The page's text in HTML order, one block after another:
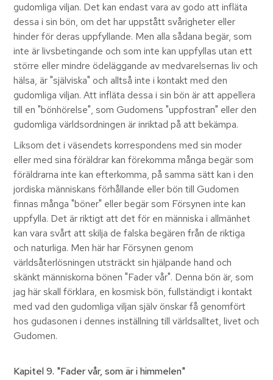
gudomliga viljan. Det kan endast vara av godo att infläta
dessa i sin bön, om det har uppstått svårigheter eller
hinder för deras uppfyllande. Men alla sådana begär, som
inte är livsbetingande och som inte kan uppfyllas utan ett
större eller mindre ödeläggande av medvarelsernas liv och
hälsa, är "själviska" och alltså inte i kontakt med den
gudomliga viljan. Att infläta dessa i sin bön är att appellera
till en "bönhörelse", som Gudomens "uppfostran" eller den
gudomliga världsordningen är inriktad på att bekämpa.
Liksom det i väsendets korrespondens med sin moder
eller med sina föräldrar kan förekomma många begär som
föräldrarna inte kan efterkomma, på samma sätt kan i den
jordiska människans förhållande eller bön till Gudomen
finnas många "böner" eller begär som Försynen inte kan
uppfylla. Det är riktigt att det för en människa i allmänhet
kan vara svårt att skilja de falska begären från de riktiga
och naturliga. Men här har Försynen genom
världsåterlösningen utsträckt sin hjälpande hand och
skänkt människorna bönen "Fader vår". Denna bön är, som
jag här skall förklara, en kosmisk bön, fullständigt i kontakt
med vad den gudomliga viljan själv önskar få genomfört
hos gudasonen i dennes inställning till världsalltet, livet och
Gudomen.
Kapitel 9. "Fader vår, som är i himmelen"